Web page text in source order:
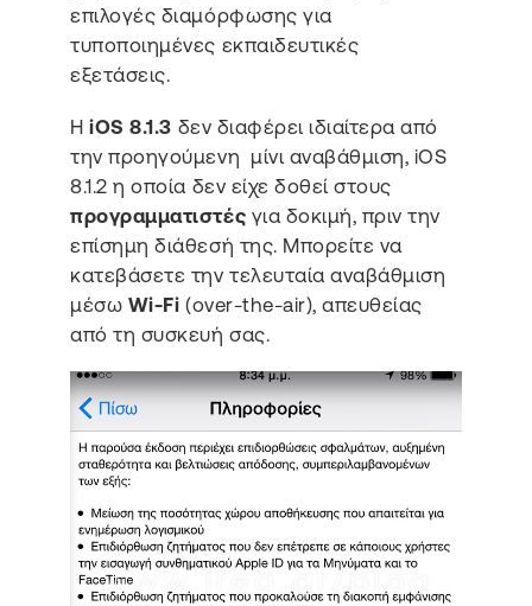
επιλογές διαμόρφωσης για
τυποποιημένες εκπαιδευτικές
εξετάσεις.
ΗiOS 8.1.3 δεν διαφέρει ιδιαίτερα από
την προηγούμενη μίνι αναβάθμιση, iOS
8.1.2 η οποία δεν είχε δοθεί στους
προγραμματιστές για δοκιμή, πριν την
επίσημη διάθεσή της. Μπορείτε να
κατεβάσετε την τελευταία αναβάθμιση
μέσω Wi-Fi (over-the-air), απευθείας
από τη συσκευή σας.